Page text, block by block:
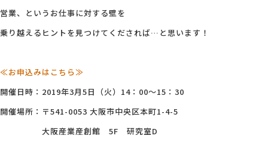
営業、というお仕事に対する壁を
乗り越えるヒントを見つけてくだされば…と思います！
≪お申込みはこちら≫
開催日時：2019年3月5日（火）14：00～15：30
開催場所：〒541-0053 大阪市中央区本町1-4-5
大阪産業産創館 5F 研究室D